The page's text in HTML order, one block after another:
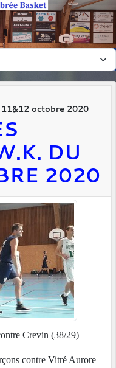
octobre 2020
DU
2020
Crevin (38/29)
contre Vitré Aurore